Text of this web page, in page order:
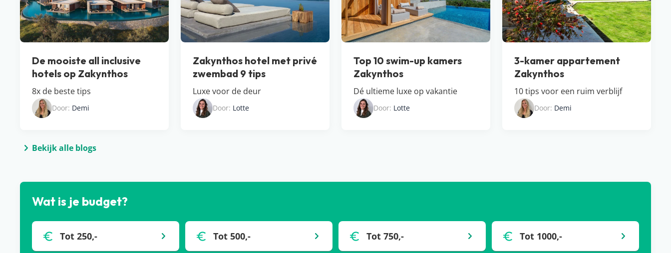
De mooiste all inclusive
hotels op Zakynthos
8x de beste tips
Door: Demi
Zakynthos hotel met privé
zwembad 9 tips
Luxe voor de deur
Door: Lotte
Top 10 swim-up kamers
Zakynthos
Dé ultieme luxe op vakantie
Door: Lotte
3-kamer appartement
Zakynthos
10 tips voor een ruim verblijf
Door: Demi
Bekijk alle blogs
Wat is je budget?
Tot 250,- Tot 500,- Tot 750,- Tot 1000,-